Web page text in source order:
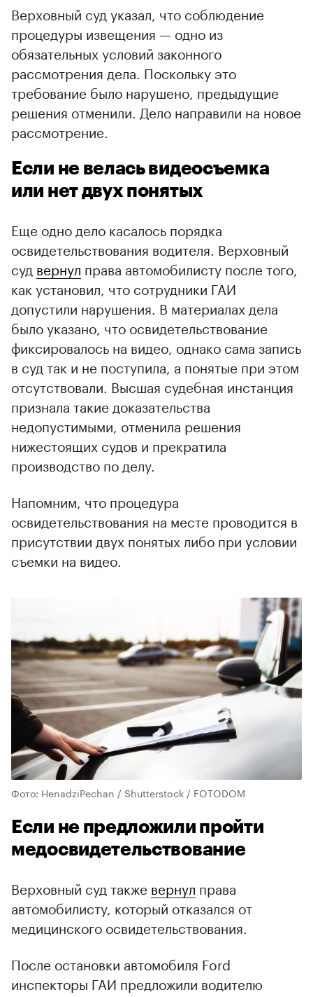
Верховный суд указал, что соблюдение
процедуры извещения — одно из
обязательных условий законного
рассмотрения дела. Поскольку это
требование было нарушено, предыдущие
решения отменили. Дело направили на новое
рассмотрение.
Если не велась видеосъемка
или нет двух понятых
Еще одно дело касалось порядка
освидетельствования водителя. Верховный
суд вернул права автомобилисту после того,
как установил, что сотрудники ГАИ
допустили нарушения. В материалах дела
было указано, что освидетельствование
фиксировалось на видео, однако сама запись
в суд так и не поступила, а понятые при этом
отсутствовали. Высшая судебная инстанция
признала такие доказательства
недопустимыми, отменила решения
нижестоящих судов и прекратила
производство по делу.
Напомним, что процедура
освидетельствования на месте проводится в
присутствии двух понятых либо при условии
съемки на видео.
Фото: HenadziPechan / Shutterstock / FOTODOM
Если не предложили пройти
медосвидетельствование
Верховный суд также вернул права
автомобилисту, который отказался от
медицинского освидетельствования.
После остановки автомобиля Ford
инспекторы ГАИ предложили водителю